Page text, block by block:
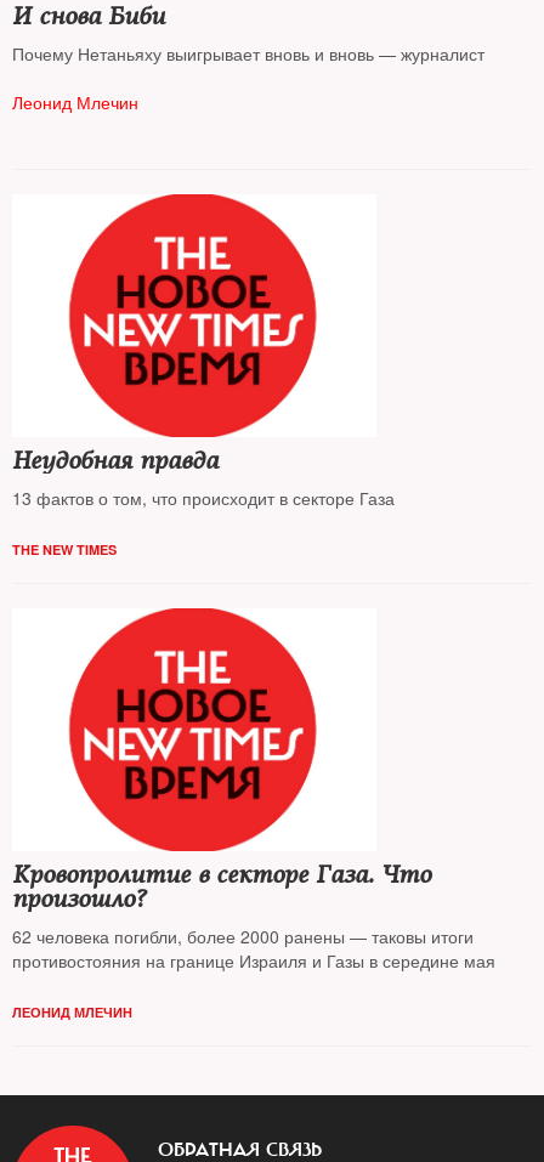
И снова Биби
Почему Нетаньяху выигрывает вновь и вновь — журналист
Леонид Млечин
Неудобная правда
13 фактов о том, что происходит в секторе Газа
THE NEW TIMES
Кровопролитие в секторе Газа. Что
произошло?
62 человека погибли, более 2000 ранены — таковы итоги
противостояния на границе Израиля и Газы в середине мая
ЛЕОНИД МЛЕЧИН
ОБРАТНАЯ СВЯЗЬ